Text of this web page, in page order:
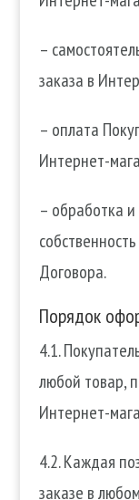
–
заказа в
– оплата
Интернет-
– обработка
Договора.
Порядок
4.1.
любой товар,
Интернет-
4.2. Каждая
заказе в